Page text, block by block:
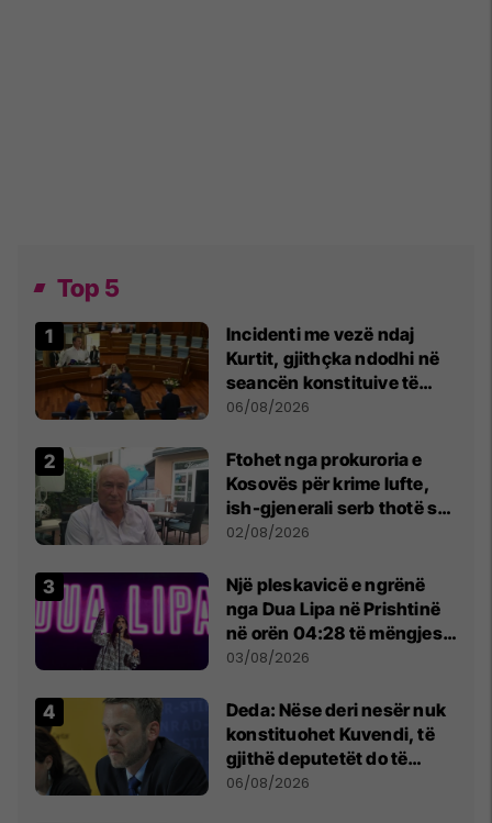
Top 5
Incidenti me vezë ndaj
Kurtit, gjithçka ndodhi në
seancën konstituive të
Kuvendit
06/08/2026
Ftohet nga prokuroria e
Kosovës për krime lufte,
ish-gjenerali serb thotë se
dikush e tradhtoi në
02/08/2026
Një pleskavicë e ngrënë
nga Dua Lipa në Prishtinë
në orën 04:28 të mëngjesit
- dhe bota digjitale serbe
03/08/2026
Deda: Nëse deri nesër nuk
konstituohet Kuvendi, të
gjithë deputetët do të
bëjnë shkelje të rëndë
06/08/2026